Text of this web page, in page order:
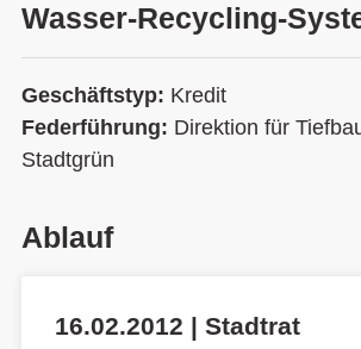
Wasser-Recycling-
Geschäftstyp: Kredit
Federführung: Direktion für
Stadtgrün
Ablauf
16.02.2012 | Stadtrat